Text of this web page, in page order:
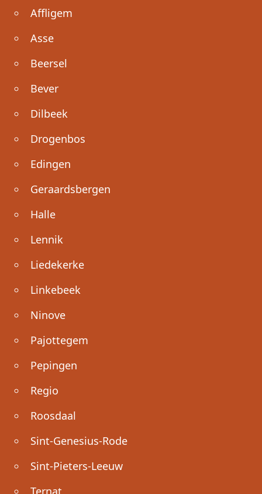
Affligem
Asse
Beersel
Bever
Dilbeek
Drogenbos
Edingen
Geraardsbergen
Halle
Lennik
Liedekerke
Linkebeek
Ninove
Pajottegem
Pepingen
Regio
Roosdaal
Sint-Genesius-Rode
Sint-Pieters-Leeuw
Ternat